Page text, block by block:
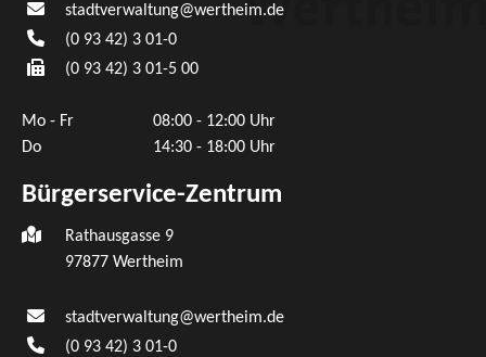
stadtverwaltung@wertheim.de
(0 93 42) 3 01-0
(0 93 42) 3 01-5 00
Mo - Fr
08:00 - 12:00 Uhr
Do
14:30 - 18:00 Uhr
Bürgerservice-Zentrum
Rathausgasse 9
97877 Wertheim
stadtverwaltung@wertheim.de
(0 93 42) 3 01-0